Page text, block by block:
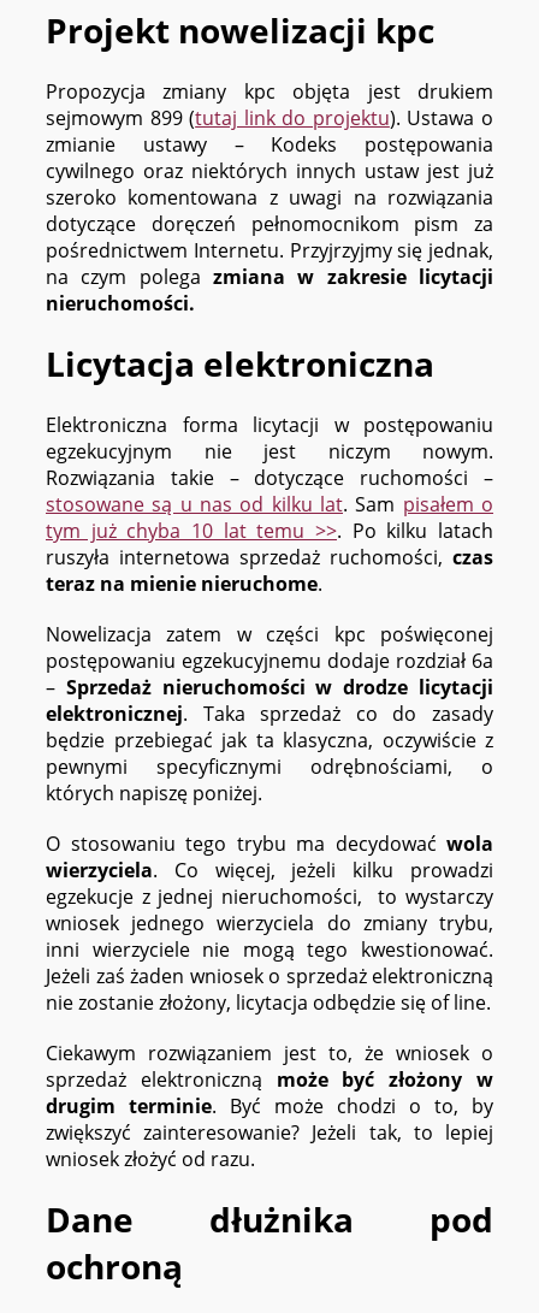
Projekt nowelizacji kpc
Propozycja zmiany kpc objęta jest drukiem
sejmowym 899 (tutaj link do projektu). Ustawa o
zmianie ustawy – Kodeks postępowania
cywilnego oraz niektórych innych ustaw jest już
szeroko komentowana z uwagi na rozwiązania
dotyczące doręczeń pełnomocnikom pism za
pośrednictwem Internetu. Przyjrzyjmy się jednak,
na czym polega zmiana w zakresie licytacji
nieruchomości.
Licytacja elektroniczna
Elektroniczna forma licytacji w postępowaniu
egzekucyjnym nie jest niczym nowym.
Rozwiązania takie – dotyczące ruchomości –
stosowane są u nas od kilku lat. Sam pisałem o
tym już chyba 10 lat temu >>. Po kilku latach
ruszyła internetowa sprzedaż ruchomości, czas
teraz na mienie nieruchome.
Nowelizacja zatem w części kpc poświęconej
postępowaniu egzekucyjnemu dodaje rozdział 6a
– Sprzedaż nieruchomości w drodze licytacji
elektronicznej. Taka sprzedaż co do zasady
będzie przebiegać jak ta klasyczna, oczywiście z
pewnymi specyficznymi odrębnościami, o
których napiszę poniżej.
O stosowaniu tego trybu ma decydować wola
wierzyciela. Co więcej, jeżeli kilku prowadzi
egzekucje z jednej nieruchomości, to wystarczy
wniosek jednego wierzyciela do zmiany trybu,
inni wierzyciele nie mogą tego kwestionować.
Jeżeli zaś żaden wniosek o sprzedaż elektroniczną
nie zostanie złożony, licytacja odbędzie się of line.
Ciekawym rozwiązaniem jest to, że wniosek o
sprzedaż elektroniczną może być złożony w
drugim terminie. Być może chodzi o to, by
zwiększyć zainteresowanie? Jeżeli tak, to lepiej
wniosek złożyć od razu.
Dane dłużnika pod
ochroną